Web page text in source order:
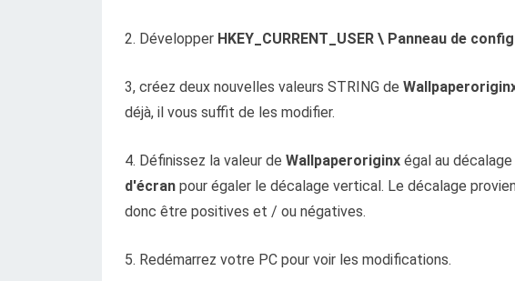
2. Développer HKEY_CURRENT_USER \ Panneau de
3, créez deux nouvelles valeurs STRING de
déjà, il vous suffit de les modifier.
4. Définissez la valeur de Wallpaperoriginx égal au
d'écran pour égaler le décalage vertical. Le décalage
donc être positives et / ou négatives.
5. Redémarrez votre PC pour voir les modifications.